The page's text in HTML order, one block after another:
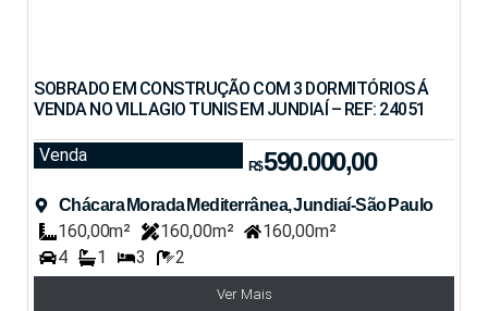
SOBRADO EM CONSTRUÇÃO COM 3 DORMITÓRIOS Á
VENDA NO VILLAGIO TUNIS EM JUNDIAÍ – REF: 24051
Venda
R$590.000,00
Chácara Morada Mediterrânea, Jundiaí-São Paulo
160,00m² 160,00m²
160,00m²
4
1 3 2
Ver Mais